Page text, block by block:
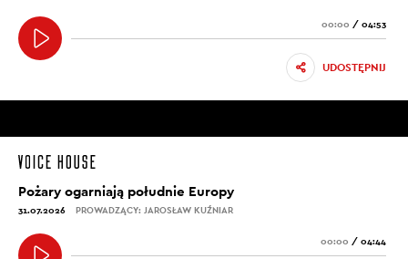
00:00 / 04:53
UDOSTĘPNIJ
Pożary ogarniają południe Europy
31.07.2026 PROWADZĄCY: JAROSŁAW KUŹNIAR
00:00 / 04:44